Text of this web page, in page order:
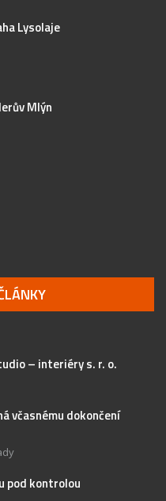
Lysolaje
Mlýn
– interiéry s. r. o.
včasnému dokončení
pod kontrolou